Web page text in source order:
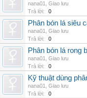
nana01
Giao lưu
Trả lời:
0
Phân bón lá siêu
nana01
Giao lưu
Trả lời:
0
Phân bón lá rong
nana01
Giao lưu
Trả lời:
0
Kỹ thuật dùng
nana01
Giao lưu
Trả lời:
0